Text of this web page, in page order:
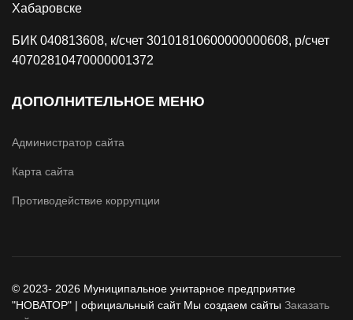
Хабаровске
БИК 040813608, к/счет 30101810600000000608, р/счет
40702810470000001372
ДОПОЛНИТЕЛЬНОЕ МЕНЮ
Администратор сайта
Карта сайта
Противодействие коррупции
© 2023- 2026 Муниципальное унитарное предприятие
"НОВАТОР" | официальный сайт Мы создаем сайты Заказать